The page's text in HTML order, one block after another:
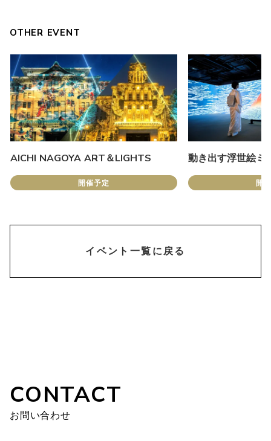
OTHER EVENT
AICHI NAGOYA ART＆LIGHTS
開催予定
動き出す浮世絵ミ
開
イベント一覧に戻る
CONTACT
お問い合わせ